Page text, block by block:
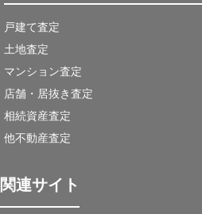
戸建て査定
土地査定
マンション査定
店舗・居抜き査定
相続資産査定
他不動産査定
関連サイト